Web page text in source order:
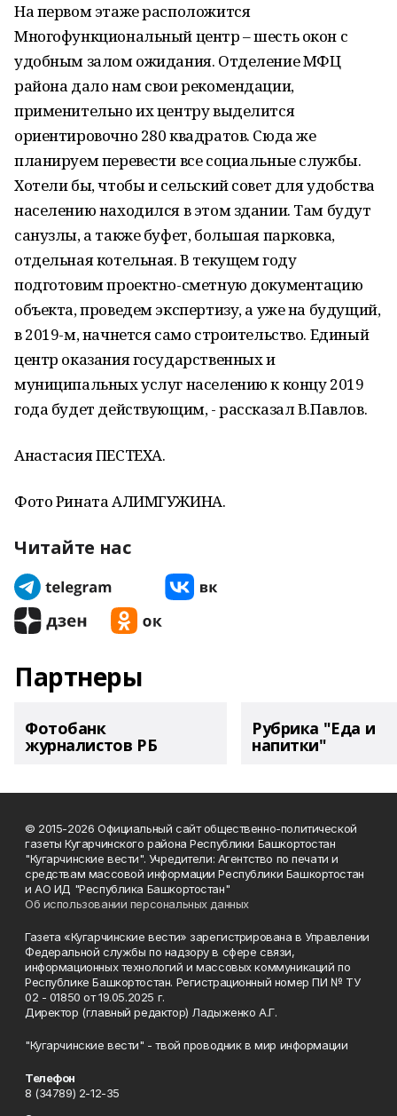
На первом этаже расположится
Многофункциональный центр – шесть окон с
удобным залом ожидания. Отделение МФЦ
района дало нам свои рекомендации,
применительно их центру выделится
ориентировочно 280 квадратов. Сюда же
планируем перевести все социальные службы.
Хотели бы, чтобы и сельский совет для удобства
населению находился в этом здании. Там будут
санузлы, а также буфет, большая парковка,
отдельная котельная. В текущем году
подготовим проектно-сметную документацию
объекта, проведем экспертизу, а уже на будущий,
в 2019-м, начнется само строительство. Единый
центр оказания государственных и
муниципальных услуг населению к концу 2019
года будет действующим, - рассказал В.Павлов.
Анастасия ПЕСТЕХА.
Фото Рината АЛИМГУЖИНА.
Читайте нас
Партнеры
Фотобанк
журналистов РБ
Рубрика "Еда и
напитки"
© 2015-2026 Официальный сайт общественно-политической
газеты Кугарчинского района Республики Башкортостан
"Кугарчинские вести". Учредители: Агентство по печати и
средствам массовой информации Республики Башкортостан
и АО ИД "Республика Башкортостан"
Об использовании персональных данных
Газета «Кугарчинские вести» зарегистрирована в Управлении
Федеральной службы по надзору в сфере связи,
информационных технологий и массовых коммуникаций по
Республике Башкортостан. Регистрационный номер ПИ № ТУ
02 - 01850 от 19.05.2025 г.
Директор (главный редактор) Ладыженко А.Г.
"Кугарчинские вести" - твой проводник в мир информации
Телефон
8 (34789) 2-12-35